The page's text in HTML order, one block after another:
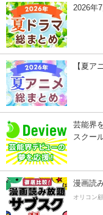
2026年
【夏ア
芸能界
スクー
漫画読
オリコン